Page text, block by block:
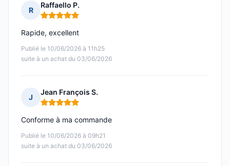
R
Raffaello P.
Note : 5 sur 5
Publié le 10/06/2026 à 11h25
suite à un achat du 03/06/2026
Rapide, excellent
J
Jean François S.
Note : 5 sur 5
Publié le 10/06/2026 à 09h21
suite à un achat du 03/06/2026
Conforme à ma commande